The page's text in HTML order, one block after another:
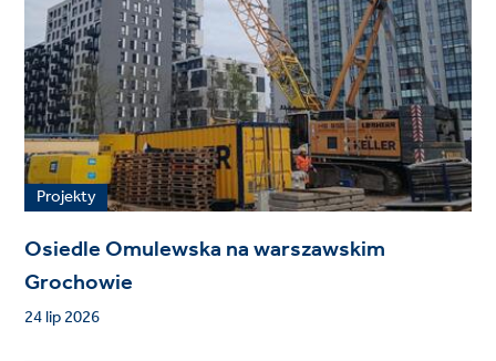
Projekty
Osiedle Omulewska na warszawskim
Grochowie
24 lip 2026